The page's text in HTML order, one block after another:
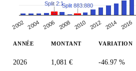
2002 2004 2006 2008 2010 2012 2014 2016
Split 2:1Split 883:880
ANNÉE MONTANT VARIATION
2026 1,081 € -46.97 %